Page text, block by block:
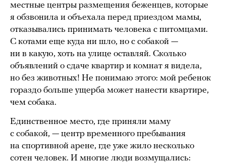
местные центры размещения беженцев, которые
я обзвонила и объехала перед приездом мамы,
отказывались принимать человека с питомцами.
С котами еще куда ни шло, но с собакой —
ни в какую, хоть на улице оставляй. Сколько
объявлений о сдаче квартир и комнат я видела,
но без животных! Не понимаю этого: мой ребенок
гораздо больше ущерба может нанести квартире,
чем собака.
Единственное место, где приняли маму
с собакой, — центр временного пребывания
на спортивной арене, где уже жило несколько
сотен человек. И многие люди возмущались: